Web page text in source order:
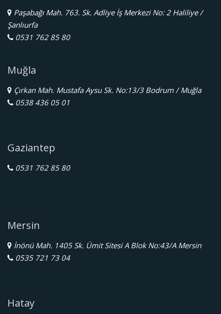
Paşabağı Mah. 763. Sk. Adliye İş Merkezi No: 2 Haliliye /
Şanlıurfa
0531 762 85 80
Muğla
Çırkan Mah. Mustafa Aysu Sk. No:13/3 Bodrum / Muğla
0538 436 05 01
Gaziantep
0531 762 85 80
Mersin
İnönü Mah. 1405 Sk. Ümit Sitesi A Blok No:43/A Mersin
0535 721 73 04
Hatay